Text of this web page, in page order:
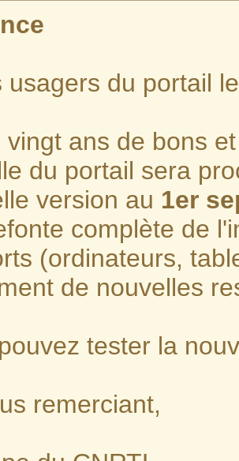
usagers du portail
vingt ans de bons
du portail sera
version au 1er
complète de
(ordinateurs,
de nouvelles
tester la
remerciant,